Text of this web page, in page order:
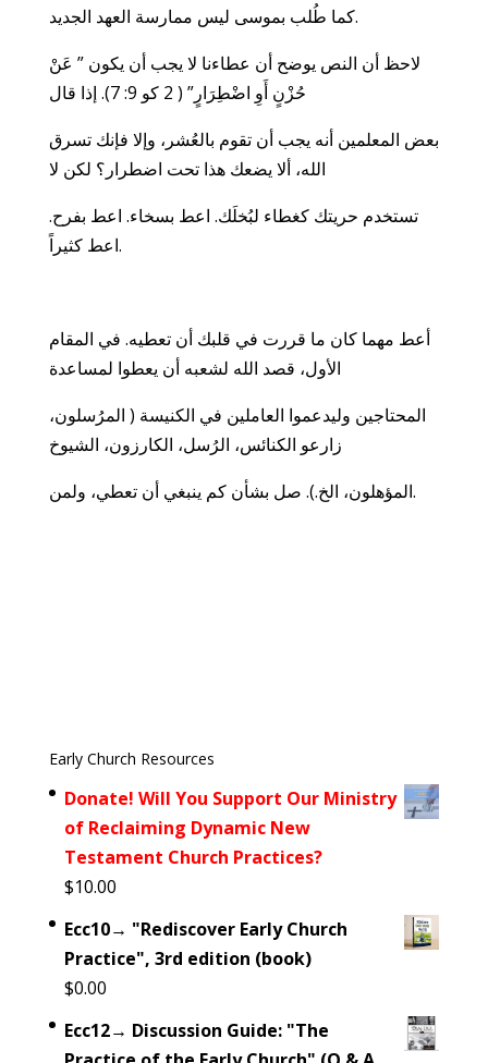
كما طُلب بموسى ليس ممارسة العهد الجديد.
لاحظ أن النص يوضح أن عطاءنا لا يجب أن يكون ” عَنْ
حُزْنٍ أَوِ اضْطِرَارٍ” ( 2 كو 9: 7). إذا قال
بعض المعلمين أنه يجب أن تقوم بالعُشر، وإلا فإنك تسرق
الله، ألا يضعك هذا تحت اضطرار؟ لكن لا
تستخدم حريتك كغطاء لبُخلَك. اعط بسخاء. اعط بفرح.
اعط كثيراً.
أعط مهما كان ما قررت في قلبك أن تعطيه. في المقام
الأول، قصد الله لشعبه أن يعطوا لمساعدة
المحتاجين وليدعموا العاملين في الكنيسة ( المرُسلون،
زارعو الكنائس، الرُسل، الكارزون، الشيوخ
المؤهلون، الخ.). صل بشأن كم ينبغي أن تعطي، ولمن.
Early Church Resources
Donate! Will You Support Our Ministry
of Reclaiming Dynamic New
Testament Church Practices?
$10.00
Ecc10→ "Rediscover Early Church
Practice", 3rd edition (book)
$0.00
Ecc12→ Discussion Guide: "The